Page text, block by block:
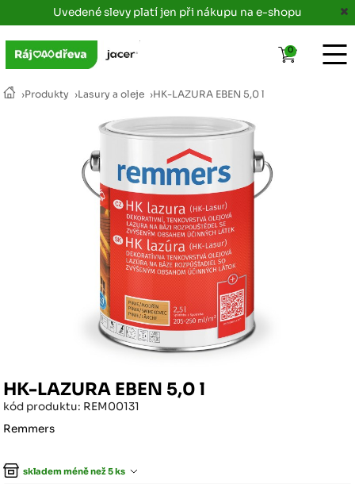
Uvedené slevy platí jen při nákupu na e-shopu
›Produkty ›Lasury a oleje ›HK-LAZURA EBEN 5,0 l
HK-LAZURA EBEN 5,0 l
kód produktu: REM00131
Remmers
skladem méně než 5 ks
0